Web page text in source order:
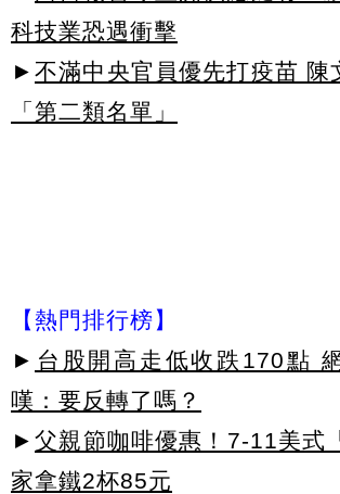
科技業恐遇衝擊
► 不滿中央官員優先打疫苗 陳
「第二類名單」
【熱門排行榜】
► 台股開高走低收跌170點
嘆：要反轉了嗎？
► 父親節咖啡優惠！7-11美式
家拿鐵2杯85元